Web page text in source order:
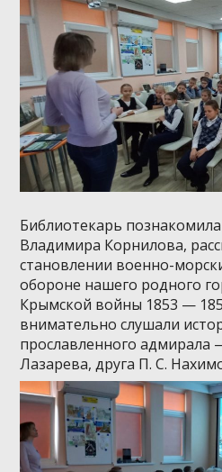
Библиотекарь
Владимира Корнилова,
становлении военно-
обороне нашего родного
Крымской войны 1853 —
внимательно слушали
прославленного адмирала
Лазарева, друга П. С.